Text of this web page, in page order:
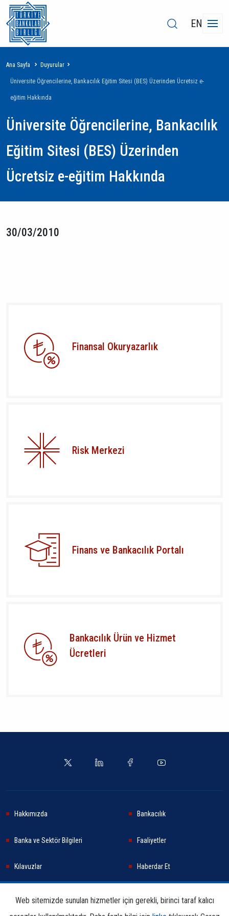
EN
Sayfa
yolu
Ana Sayfa Duyurular
Üniversite Öğrencilerine, Bankacılık Eğitim Sitesi (BES) Üzerinden Ücretsiz e-
eğitim Hakkında
Üniversite Öğrencilerine, Bankacılık
Eğitim Sitesi (BES) Üzerinden
Ücretsiz e-eğitim Hakkında
30/03/2010
Finansal Okuryazarlık
Risk Merkezi
Finans ve Bankacılık Portalı
Bankacılık Ürün ve Hizmet
Ücretleri
Hakkımızda Bankacılık
Banka ve Sektör Bilgileri Faaliyetler
Kılavuzlar Haberdar Et
Web sitemizde sunulan hizmetler için gerekli, birinci taraf kalıcı